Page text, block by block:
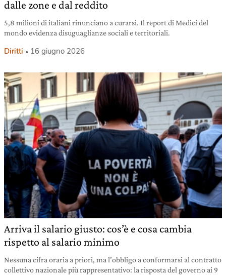
dalle zone e dal reddito
5,8 milioni di italiani rinunciano a curarsi. Il report di Medici del
mondo evidenza disuguaglianze sociali e territoriali.
Diritti 16 giugno 2026
Arriva il salario giusto: cos’è e cosa cambia
rispetto al salario minimo
Nessuna cifra oraria a priori, ma l’obbligo a conformarsi al contratto
collettivo nazionale più rappresentativo: la risposta del governo ai 9